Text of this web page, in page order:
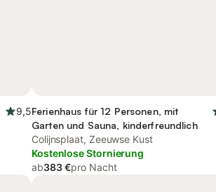
9,5Ferienhaus für 12 Personen, mit
Garten und Sauna, kinderfreundlich
Colijnsplaat, Zeeuwse Kust
Kostenlose Stornierung
ab383 €pro Nacht